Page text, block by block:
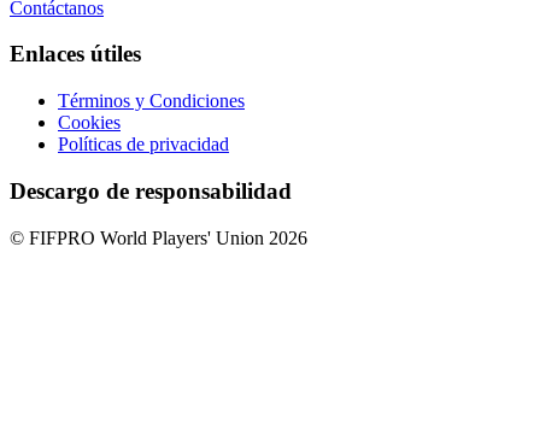
Contáctanos
Enlaces útiles
Términos y Condiciones
Cookies
Políticas de privacidad
Descargo de responsabilidad
© FIFPRO World Players' Union 2026